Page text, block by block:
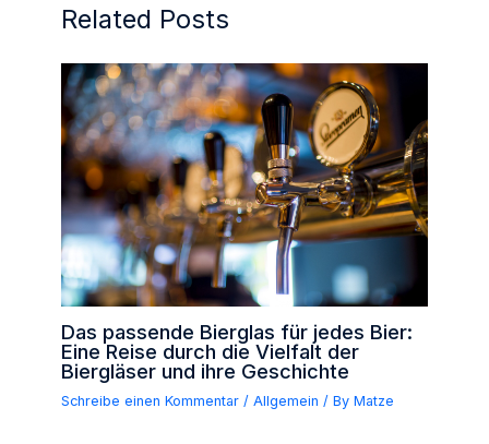
Related Posts
Das passende Bierglas für jedes Bier:
Eine Reise durch die Vielfalt der
Biergläser und ihre Geschichte
Schreibe einen Kommentar /Allgemein / ByMatze